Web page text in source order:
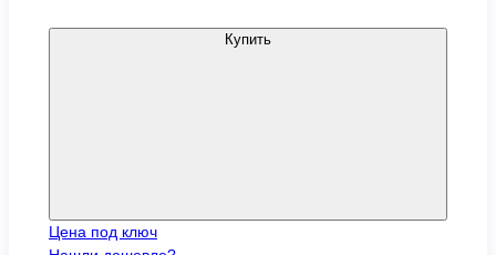
Купить
Цена под ключ